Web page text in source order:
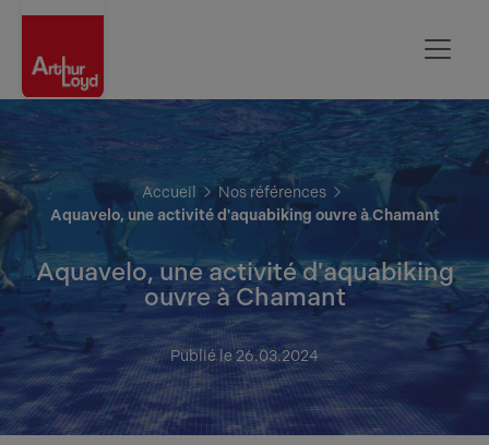
Accueil
Nos références
Aquavelo, une activité d'aquabiking ouvre à Chamant
Aquavelo, une activité d'aquabiking
ouvre à Chamant
Publié le 26.03.2024